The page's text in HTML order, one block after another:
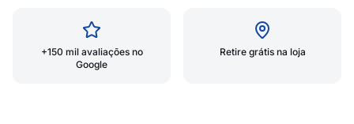
+150 mil avaliações no
Google
Retire grátis na loja